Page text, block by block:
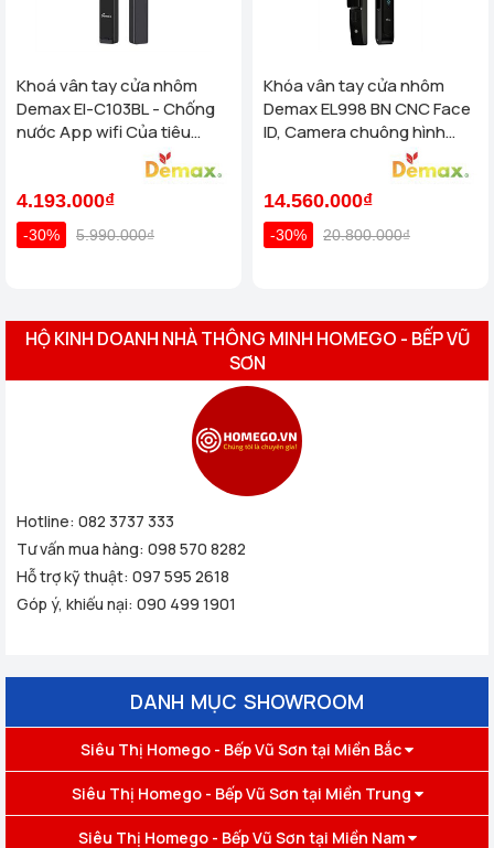
Khoá vân tay cửa nhôm
Demax El-C103BL - Chống
nước App wifi Của tiêu
4.193.000₫
-30% 5.990.000₫
Khóa vân tay cửa nhôm
Demax EL998 BN CNC Face
ID, Camera chuông hình
chống nước của tiêu chuẩn
14.560.000₫
-30% 20.800.000₫
HỘ KINH DOANH NHÀ THÔNG MINH HOMEGO - BẾP VŨ
SƠN
Hotline: 082 3737 333
Tư vấn mua hàng: 098 570 8282
Hỗ trợ kỹ thuật: 097 595 2618
Góp ý, khiếu nại: 090 499 1901
DANH MỤC SHOWROOM
Siêu Thị Homego - Bếp Vũ Sơn tại Miền Bắc
Siêu Thị Homego - Bếp Vũ Sơn tại Miền Trung
Siêu Thị Homego - Bếp Vũ Sơn tại Miền Nam